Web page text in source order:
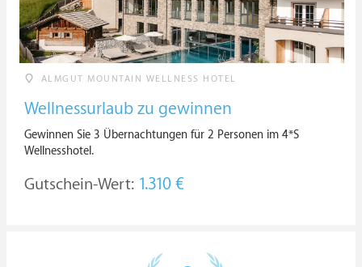
ALMGUT MOUNTAIN WELLNESS HOTEL
Wellnessurlaub zu gewinnen
Gewinnen Sie 3 Übernachtungen für 2 Personen im 4*S
Wellnesshotel.
Gutschein-Wert: 1.310 €